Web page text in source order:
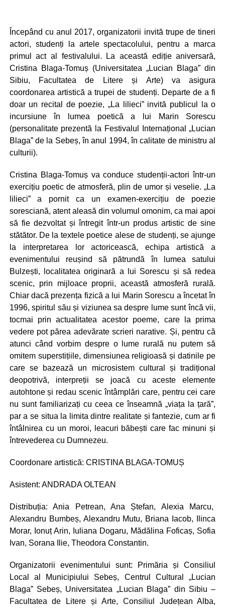
Începând cu anul 2017, organizatorii invită trupe de tineri
actori, studenți la artele spectacolului, pentru a marca
primul act al festivalului. La această ediție aniversară,
Cristina Blaga-Tomuș (Universitatea „Lucian Blaga” din
Sibiu, Facultatea de Litere și Arte) va asigura
coordonarea artistică a trupei de studenți. Departe de a fi
doar un recital de poezie, „La lilieci” invită publicul la o
incursiune în lumea poetică a lui Marin Sorescu
(personalitate prezentă la Festivalul Internațional „Lucian
Blaga” de la Sebeș, în anul 1994, în calitate de ministru al
culturii).
Cristina Blaga-Tomuș va conduce studenții-actori într-un
exercițiu poetic de atmosferă, plin de umor și veselie. „La
lilieci” a pornit ca un examen-exercițiu de poezie
soresciană, atent aleasă din volumul omonim, ca mai apoi
să fie dezvoltat și întregit într-un produs artistic de sine
stătător. De la textele poetice alese de studenți, se ajunge
la interpretarea lor actoricească, echipa artistică a
evenimentului reușind să pătrundă în lumea satului
Bulzești, localitatea originară a lui Sorescu și să redea
scenic, prin mijloace proprii, această atmosferă rurală.
Chiar dacă prezența fizică a lui Marin Sorescu a încetat în
1996, spiritul său și viziunea sa despre lume sunt încă vii,
tocmai prin actualitatea acestor poeme, care la prima
vedere pot părea adevărate scrieri narative. Și, pentru că
atunci când vorbim despre o lume rurală nu putem să
omitem superstițiile, dimensiunea religioasă și datinile pe
care se bazează un microsistem cultural și tradițional
deopotrivă, interpreții se joacă cu aceste elemente
autohtone și redau scenic întâmplări care, pentru cei care
nu sunt familiarizați cu ceea ce înseamnă „viața la țară”,
par a se situa la limita dintre realitate și fantezie, cum ar fi
întâlnirea cu un moroi, leacuri băbești care fac minuni și
întrevederea cu Dumnezeu.
Coordonare artistică: CRISTINA BLAGA-TOMUȘ
Asistent: ANDRADA OLTEAN
Distribuția: Ania Petrean, Ana Ștefan, Alexia Marcu,
Alexandru Bumbeș, Alexandru Mutu, Briana Iacob, Ilinca
Morar, Ionuț Arin, Iuliana Dogaru, Mădălina Foficaș, Sofia
Ivan, Sorana Ilie, Theodora Constantin.
Organizatorii evenimentului sunt: Primăria și Consiliul
Local al Municipiului Sebeș, Centrul Cultural „Lucian
Blaga” Sebeș, Universitatea „Lucian Blaga” din Sibiu –
Facultatea de Litere și Arte, Consiliul Județean Alba,